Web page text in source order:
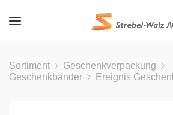
Sortiment
Geschenkverpackung
Geschenkbänder
Ereignis